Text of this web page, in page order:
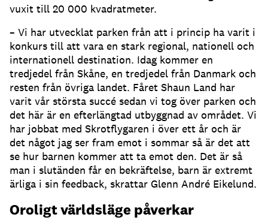
vuxit till 20 000 kvadratmeter.
– Vi har utvecklat parken från att i princip ha varit i
konkurs till att vara en stark regional, nationell och
internationell destination. Idag kommer en
tredjedel från Skåne, en tredjedel från Danmark och
resten från övriga landet. Fåret Shaun Land har
varit vår största succé sedan vi tog över parken och
det här är en efterlängtad utbyggnad av området. Vi
har jobbat med Skrotflygaren i över ett år och är
det något jag ser fram emot i sommar så är det att
se hur barnen kommer att ta emot den. Det är så
man i slutänden får en bekräftelse, barn är extremt
ärliga i sin feedback, skrattar Glenn André Eikelund.
Oroligt världsläge påverkar